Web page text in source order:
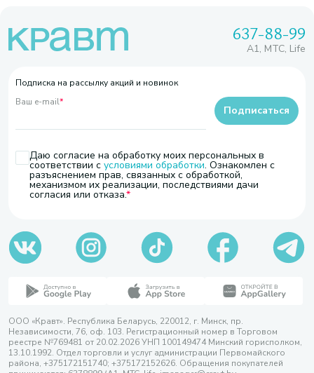
637-88-99
A1, МТС, Life
Подписка на рассылку акций и новинок
Ваш e-mail*
Даю согласие на обработку моих персональных в
соответствии с условиями обработки. Ознакомлен с
разъяснением прав, связанных с обработкой,
механизмом их реализации, последствиями дачи
согласия или отказа.
Подписаться
ООО «Кравт». Республика Беларусь, 220012, г. Минск, пр.
Независимости, 76, оф. 103. Регистрационный номер в Торговом
реестре №769481 от 20.02.2026 УНП 100149474 Минский горисполком,
13.10.1992. Отдел торговли и услуг администрации Первомайского
района, +375172151740; +375172152626. Обращения покупателей